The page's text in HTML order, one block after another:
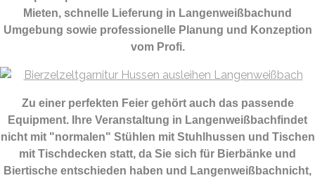
Mieten, schnelle Lieferung in Langenweißbachund
Umgebung sowie professionelle Planung und Konzeption
vom Profi.
Zu einer perfekten Feier gehört auch das passende
Equipment.
Ihre Veranstaltung in Langenweißbachfindet
nicht mit "normalen" Stühlen mit Stuhlhussen und Tischen
mit Tischdecken statt, da Sie sich für Bierbänke und
Biertische entschieden haben und Langenweißbachnicht,